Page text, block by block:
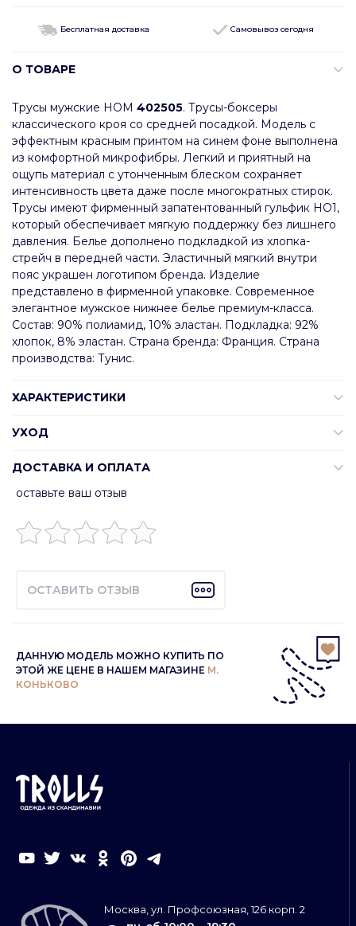
Бесплатная доставка Самовывоз сегодня
О ТОВАРЕ
Трусы мужские HOM 402505. Трусы-боксеры
классического кроя со средней посадкой. Модель с
эффектным красным принтом на синем фоне выполнена
из комфортной микрофибры. Легкий и приятный на
ощупь материал с утонченным блеском сохраняет
интенсивность цвета даже после многократных стирок.
Трусы имеют фирменный запатентованный гульфик HO1,
который обеспечивает мягкую поддержку без лишнего
давления. Белье дополнено подкладкой из хлопка-
стрейч в передней части. Эластичный мягкий внутри
пояс украшен логотипом бренда. Изделие
представлено в фирменной упаковке. Современное
элегантное мужское нижнее белье премиум-класса.
Состав: 90% полиамид, 10% эластан. Подкладка: 92%
хлопок, 8% эластан. Страна бренда: Франция. Страна
производства: Тунис.
ХАРАКТЕРИСТИКИ
УХОД
ДОСТАВКА И ОПЛАТА
оставьте ваш отзыв
ОСТАВИТЬ ОТЗЫВ
ДАННУЮ МОДЕЛЬ МОЖНО КУПИТЬ ПО
ЭТОЙ ЖЕ ЦЕНЕ В НАШЕМ МАГАЗИНЕ М.
КОНЬКОВО
Москва, ул. Профсоюзная, 126 корп. 2